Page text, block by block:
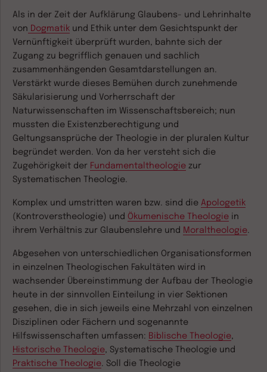
Als in der Zeit der Aufklärung Glaubens- und Lehrinhalte
von Dogmatik und Ethik unter dem Gesichtspunkt der
Vernünftigkeit überprüft wurden, bahnte sich der
Zugang zu begrifflich genauen und sachlich
zusammenhängenden Gesamtdarstellungen an.
Verstärkt wurde dieses Bemühen durch zunehmende
Säkularisierung und Vorherrschaft der
Naturwissenschaften im Wissenschaftsbereich; nun
mussten die Existenzberechtigung und
Geltungsansprüche der Theologie in der pluralen Kultur
begründet werden. Von da her versteht sich die
Zugehörigkeit der Fundamentaltheologie zur
Systematischen Theologie.
Komplex und umstritten waren bzw. sind die Apologetik
(Kontroverstheologie) und Ökumenische Theologie in
ihrem Verhältnis zur Glaubenslehre und Moraltheologie.
Abgesehen von unterschiedlichen Organisationsformen
in einzelnen Theologischen Fakultäten wird in
wachsender Übereinstimmung der Aufbau der Theologie
heute in der sinnvollen Einteilung in vier Sektionen
gesehen, die in sich jeweils eine Mehrzahl von einzelnen
Disziplinen oder Fächern und sogenannte
Hilfswissenschaften umfassen: Biblische Theologie,
Historische Theologie, Systematische Theologie und
Praktische Theologie. Soll die Theologie